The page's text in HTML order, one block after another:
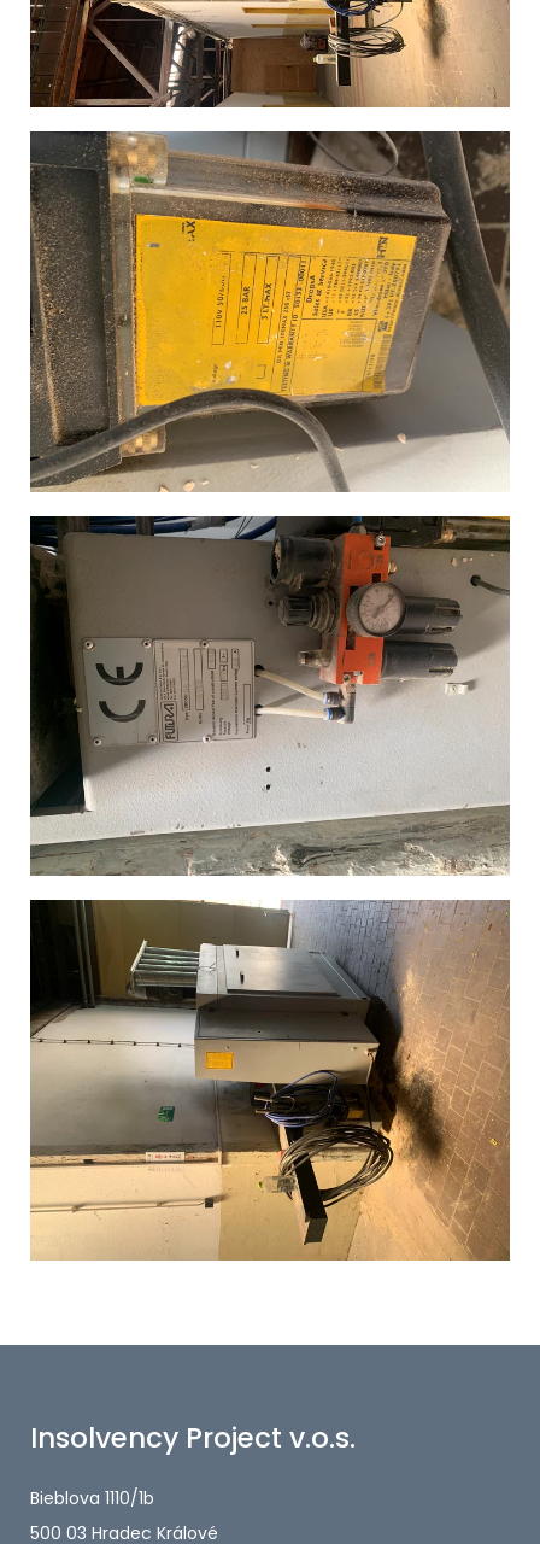
Insolvency Project v.o.s.
Bieblova 1110/1b
500 03 Hradec Králové